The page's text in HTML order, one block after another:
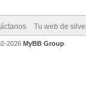
Tu web de
2026 MyBB Group